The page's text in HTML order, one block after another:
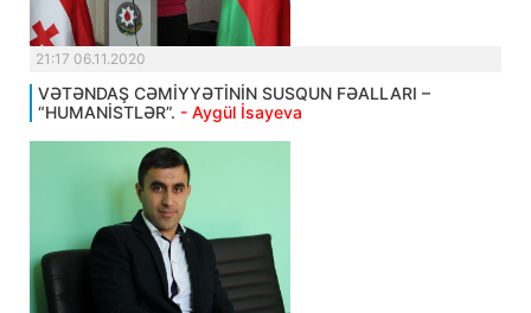
21:17 06.11.2020
VƏTƏNDAŞ CƏMİYYƏTİNİN SUSQUN FƏALLARI –
“HUMANİSTLƏR”. - Aygül İsayeva